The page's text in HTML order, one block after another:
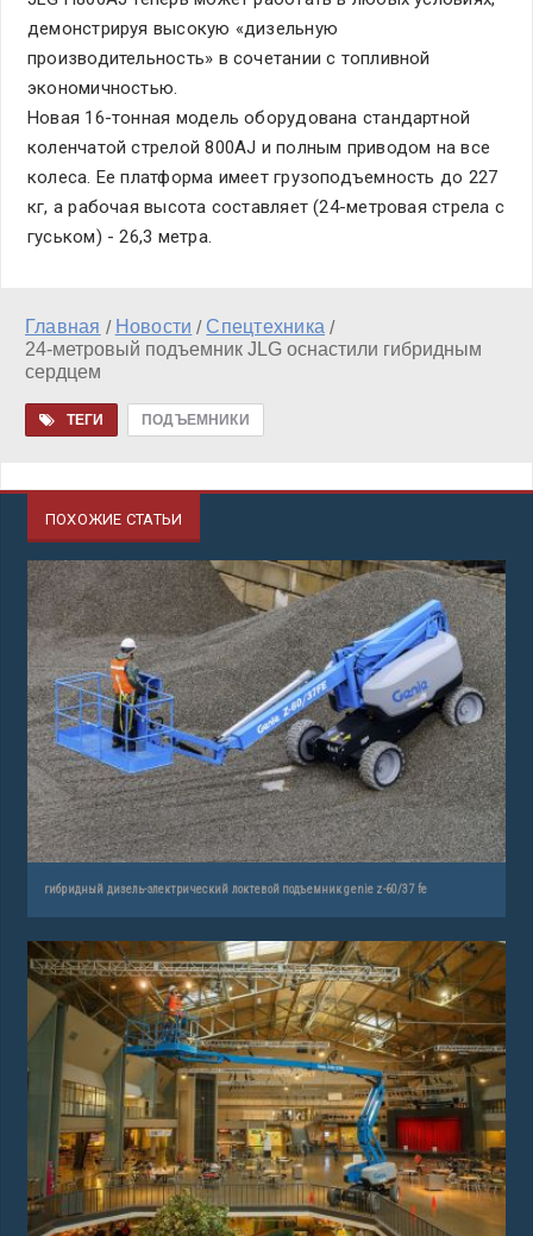
демонстрируя высокую «дизельную
производительность» в сочетании с топливной
экономичностью.
Новая 16-тонная модель оборудована стандартной
коленчатой стрелой 800AJ и полным приводом на все
колеса. Ее платформа имеет грузоподъемность до 227
кг, а рабочая высота составляет (24-метровая стрела с
гуськом) - 26,3 метра.
Главная / Новости / Спецтехника /
24-метровый подъемник JLG оснастили гибридным
сердцем
ТЕГИ ПОДЪЕМНИКИ
ПОХОЖИЕ СТАТЬИ
гибридный дизель-электрический локтевой подъемник genie z-60/37 fe